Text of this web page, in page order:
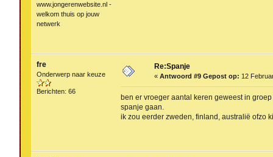
www.jongerenwebsite.nl -
welkom thuis op jouw
netwerk
fre
Onderwerp naar keuze
Berichten: 66
Re:Spanje
« Antwoord #9 Gepost op: 12
ben er vroeger aantal keren geweest in
spanje gaan.
ik zou eerder zweden, finland, australië ofzo